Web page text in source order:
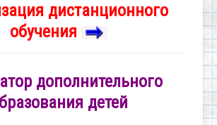
дистанционного
обучения
дополнительного
детей